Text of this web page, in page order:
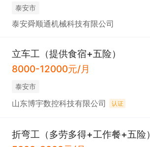
泰安市
泰安舜顺通机械科技有限公司
立车工（提供食宿+五险）
8000-12000元/月
泰安市
山东博宇数控科技有限公司 认证
折弯工（多劳多得+工作餐+五险）